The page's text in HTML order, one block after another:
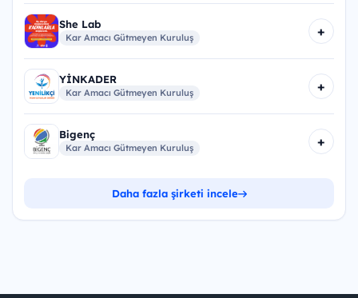
She Lab
Kar Amacı Gütmeyen Kuruluş +
YİNKADER
Kar Amacı Gütmeyen Kuruluş +
Bigenç
Kar Amacı Gütmeyen Kuruluş +
Daha fazla şirketi incele